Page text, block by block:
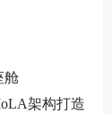
舱
架构打造